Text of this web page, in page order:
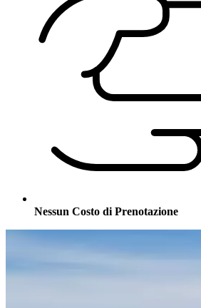
Nessun Costo di Prenotazione